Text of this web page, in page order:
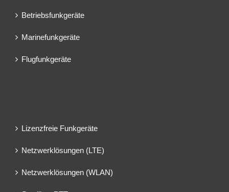
Betriebsfunkgeräte
Marinefunkgeräte
Flugfunkgeräte
Lizenzfreie Funkgeräte
Netzwerklösungen (LTE)
Netzwerklösungen (WLAN)